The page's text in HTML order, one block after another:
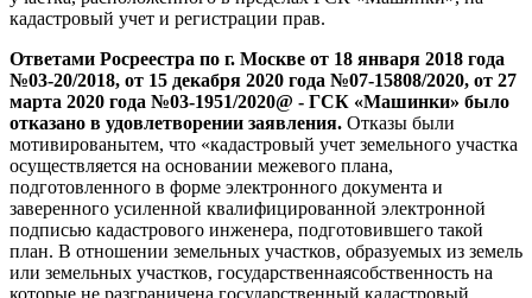
кадастровый учет и регистрации прав.
Ответами Росреестра по г. Москве от 18 января 2018 года
№03-20/2018, от 15 декабря 2020 года №07-15808/2020, от 27
марта 2020 года №03-1951/2020@ - ГСК «Машинки» было
отказано в удовлетворении заявления. Отказы были
мотивированытем, что «кадастровый учет земельного участка
осуществляется на основании межевого плана,
подготовленного в форме электронного документа и
заверенного усиленной квалифицированной электронной
подписью кадастрового инженера, подготовившего такой
план. В отношении земельных участков, образуемых из земель
или земельных участков, государственнаясобственность на
которые не разграничена государственный кадастровый